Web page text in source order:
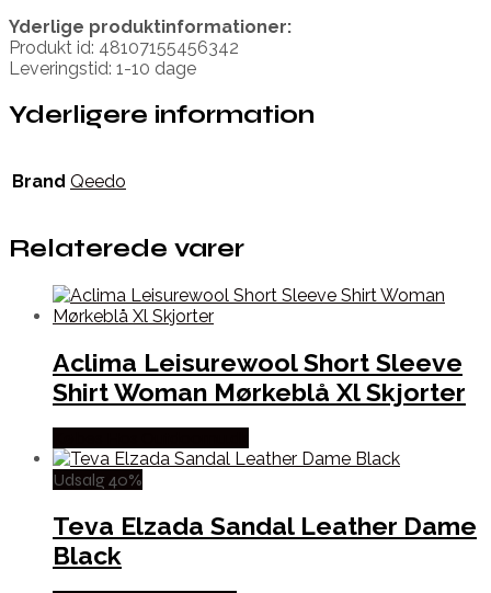
Yderlige produktinformationer:
Produkt id: 48107155456342
Leveringstid: 1-10 dage
Yderligere information
Brand Qeedo
Relaterede varer
Aclima Leisurewool Short Sleeve
Shirt Woman Mørkeblå Xl Skjorter
Udsalg 40%
Teva Elzada Sandal Leather Dame
Black